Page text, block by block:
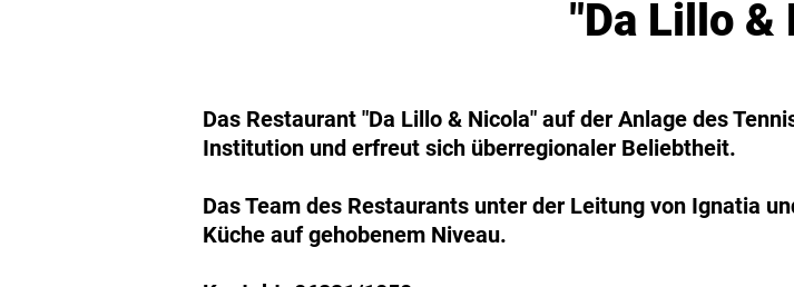
"Da Lillo &
Das Restaurant "Da Lillo & Nicola" auf der Anlage des
Institution und erfreut sich überregionaler Beliebtheit.
Das Team des Restaurants unter der Leitung von Ignatia
Küche auf gehobenem Niveau.